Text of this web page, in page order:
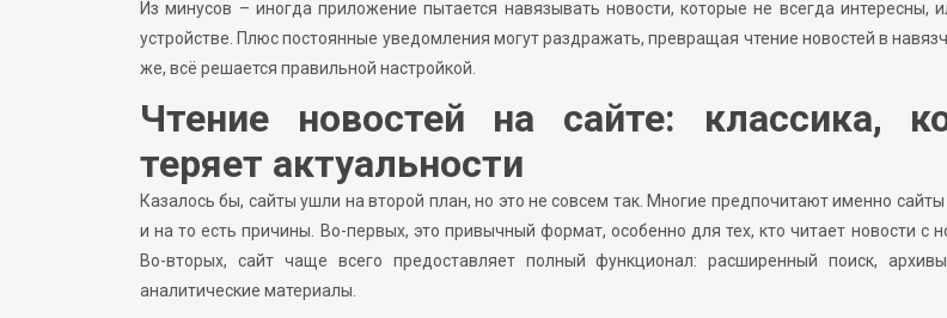
Из минусов – иногда приложение пытается навязывать новости, которые не всегда интересны,
устройстве. Плюс постоянные уведомления могут раздражать, превращая чтение новостей в
же, всё решается правильной настройкой.
Чтение новостей на сайте: классика,
теряет актуальности
Казалось бы, сайты ушли на второй план, но это не совсем так. Многие предпочитают именно
и на то есть причины. Во-первых, это привычный формат, особенно для тех, кто читает новости с
Во-вторых, сайт чаще всего предоставляет полный функционал: расширенный поиск,
аналитические материалы.